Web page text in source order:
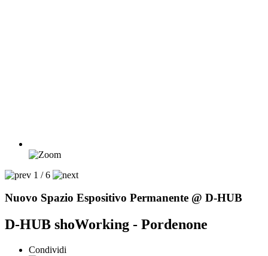
1 / 6
Nuovo Spazio Espositivo Permanente @ D-HUB
D-HUB shoWorking - Pordenone
Condividi